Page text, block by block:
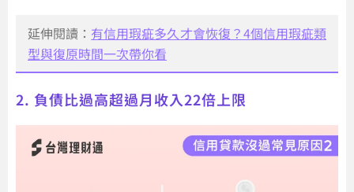
延伸閱讀： 有信用瑕疵多久才會恢復？4個信用瑕疵類
型與復原時間一次帶你看
2. 負債比過高超過月收入22倍上限